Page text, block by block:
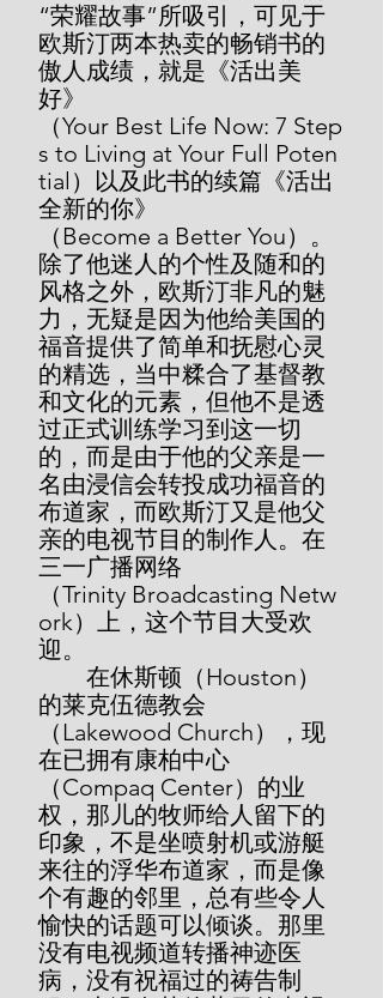
“荣耀故事”所吸引，可见于
欧斯汀两本热卖的畅销书的
傲人成绩，就是《活出美
好》
（Your Best Life Now: 7 Step
s to Living at Your Full Poten
tial）以及此书的续篇《活出
全新的你》
（Become a Better You）。
除了他迷人的个性及随和的
风格之外，欧斯汀非凡的魅
力，无疑是因为他给美国的
福音提供了简单和抚慰心灵
的精选，当中糅合了基督教
和文化的元素，但他不是透
过正式训练学习到这一切
的，而是由于他的父亲是一
名由浸信会转投成功福音的
布道家，而欧斯汀又是他父
亲的电视节目的制作人。在
三一广播网络
（Trinity Broadcasting Netw
ork）上，这个节目大受欢
迎。
的莱克伍德教会
（Lakewood Church），现
在已拥有康柏中心
（Compaq Center）的业
权，那儿的牧师给人留下的
印象，不是坐喷射机或游艇
来往的浮华布道家，而是像
个有趣的邻里，总有些令人
愉快的话题可以倾谈。那里
没有电视频道转播神迹医
病，没有祝福过的祷告制